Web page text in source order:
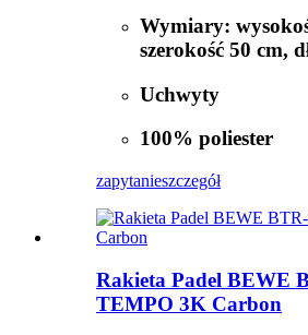
Wymiary:
szerokość 50 cm,
Uchwyty
100% poliester
zapytanieszczegół
Rakieta Padel BEWE
TEMPO 3K Carbon